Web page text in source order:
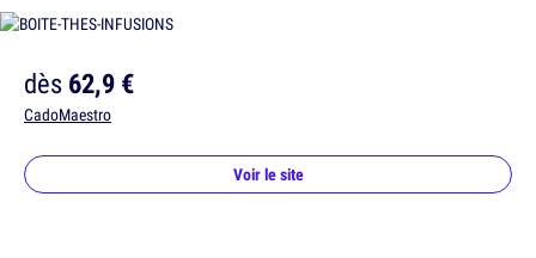
dès62,9 €
CadoMaestro
Voir le site